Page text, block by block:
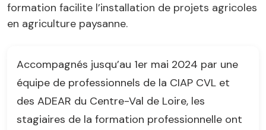
formation facilite l’installation de projets agricoles
en agriculture paysanne.
Accompagnés jusqu’au 1er mai 2024 par une
équipe de professionnels de la CIAP CVL et
des ADEAR du Centre-Val de Loire, les
stagiaires de la formation professionnelle ont